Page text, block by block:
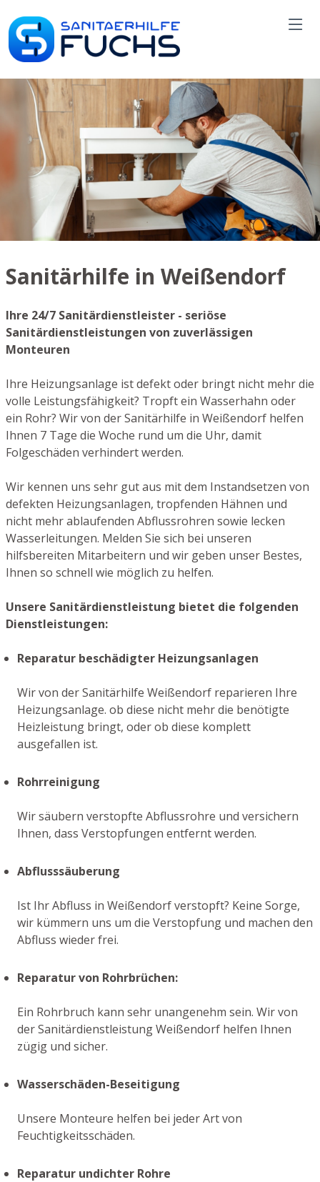
Sanitärhilfe in Weißendorf
Ihre 24/7 Sanitärdienstleister - seriöse
Sanitärdienstleistungen von zuverlässigen
Monteuren
Ihre Heizungsanlage ist defekt oder bringt nicht mehr die
volle Leistungsfähigkeit? Tropft ein Wasserhahn oder
ein Rohr? Wir von der Sanitärhilfe in Weißendorf helfen
Ihnen 7 Tage die Woche rund um die Uhr, damit
Folgeschäden verhindert werden.
Wir kennen uns sehr gut aus mit dem Instandsetzen von
defekten Heizungsanlagen, tropfenden Hähnen und
nicht mehr ablaufenden Abflussrohren sowie lecken
Wasserleitungen. Melden Sie sich bei unseren
hilfsbereiten Mitarbeitern und wir geben unser Bestes,
Ihnen so schnell wie möglich zu helfen.
Unsere Sanitärdienstleistung bietet die folgenden
Dienstleistungen:
Reparatur beschädigter Heizungsanlagen
Wir von der Sanitärhilfe Weißendorf reparieren Ihre
Heizungsanlage. ob diese nicht mehr die benötigte
Heizleistung bringt, oder ob diese komplett
ausgefallen ist.
Rohrreinigung
Wir säubern verstopfte Abflussrohre und versichern
Ihnen, dass Verstopfungen entfernt werden.
Abflusssäuberung
Ist Ihr Abfluss in Weißendorf verstopft? Keine Sorge,
wir kümmern uns um die Verstopfung und machen den
Abfluss wieder frei.
Reparatur von Rohrbrüchen:
Ein Rohrbruch kann sehr unangenehm sein. Wir von
der Sanitärdienstleistung Weißendorf helfen Ihnen
zügig und sicher.
Wasserschäden-Beseitigung
Unsere Monteure helfen bei jeder Art von
Feuchtigkeitsschäden.
Reparatur undichter Rohre